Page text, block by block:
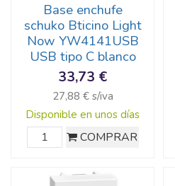
Base enchufe
schuko Bticino Light
Now YW4141USB
USB tipo C blanco
33,73 €
27,88 € s/iva
Disponible en unos días
COMPRAR